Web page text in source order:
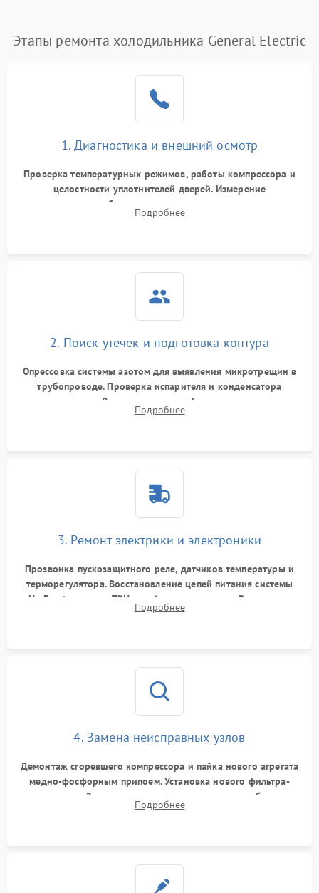
Этапы ремонта холодильника General Electric
1. Диагностика и внешний осмотр
Проверка температурных режимов, работы компрессора и
целостности уплотнителей дверей. Измерение
сопротивления обмоток мотора, проверка термостата и
считывание кодов ошибок с электронного дисплея.
Подробнее
2. Поиск утечек и подготовка контура
Опрессовка системы азотом для выявления микротрещин в
трубопроводе. Проверка испарителя и конденсатора
течеискателем. Демонтаж старого фильтра-осушителя и
продувка капиллярной трубки для устранения засоров.
Подробнее
3. Ремонт электрики и электроники
Прозвонка пускозащитного реле, датчиков температуры и
терморегулятора. Восстановление цепей питания системы
No Frost, включая ТЭН оттайки и вентилятор. Ремонт или
замена платы управления при сбоях алгоритмов.
Подробнее
4. Замена неисправных узлов
Демонтаж сгоревшего компрессора и пайка нового агрегата
медно-фосфорным припоем. Установка нового фильтра-
осушителя. Замена изношенных вентиляторов обдува,
сломанных заслонок или поврежденных дверных петель.
Подробнее